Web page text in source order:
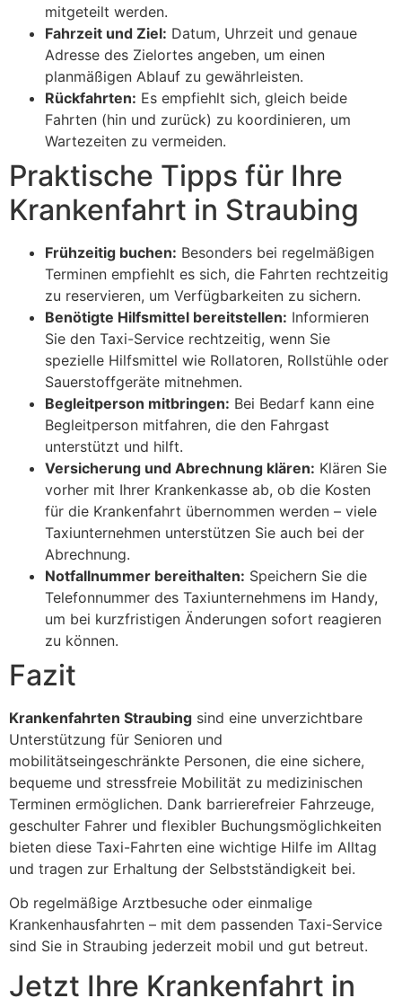
mitgeteilt werden.
Fahrzeit und Ziel: Datum, Uhrzeit und genaue
Adresse des Zielortes angeben, um einen
planmäßigen Ablauf zu gewährleisten.
Rückfahrten: Es empfiehlt sich, gleich beide
Fahrten (hin und zurück) zu koordinieren, um
Wartezeiten zu vermeiden.
Praktische Tipps für Ihre
Krankenfahrt in Straubing
Frühzeitig buchen: Besonders bei regelmäßigen
Terminen empfiehlt es sich, die Fahrten rechtzeitig
zu reservieren, um Verfügbarkeiten zu sichern.
Benötigte Hilfsmittel bereitstellen: Informieren
Sie den Taxi-Service rechtzeitig, wenn Sie
spezielle Hilfsmittel wie Rollatoren, Rollstühle oder
Sauerstoffgeräte mitnehmen.
Begleitperson mitbringen: Bei Bedarf kann eine
Begleitperson mitfahren, die den Fahrgast
unterstützt und hilft.
Versicherung und Abrechnung klären: Klären Sie
vorher mit Ihrer Krankenkasse ab, ob die Kosten
für die Krankenfahrt übernommen werden – viele
Taxiunternehmen unterstützen Sie auch bei der
Abrechnung.
Notfallnummer bereithalten: Speichern Sie die
Telefonnummer des Taxiunternehmens im Handy,
um bei kurzfristigen Änderungen sofort reagieren
zu können.
Fazit
Krankenfahrten Straubing sind eine unverzichtbare
Unterstützung für Senioren und
mobilitätseingeschränkte Personen, die eine sichere,
bequeme und stressfreie Mobilität zu medizinischen
Terminen ermöglichen. Dank barrierefreier Fahrzeuge,
geschulter Fahrer und flexibler Buchungsmöglichkeiten
bieten diese Taxi-Fahrten eine wichtige Hilfe im Alltag
und tragen zur Erhaltung der Selbstständigkeit bei.
Ob regelmäßige Arztbesuche oder einmalige
Krankenhausfahrten – mit dem passenden Taxi-Service
sind Sie in Straubing jederzeit mobil und gut betreut.
Jetzt Ihre Krankenfahrt in